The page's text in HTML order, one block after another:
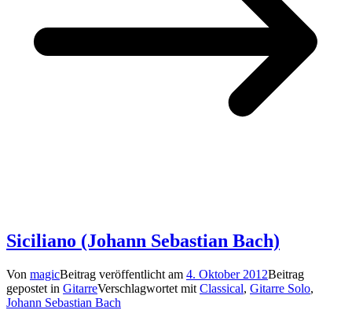
Siciliano (Johann Sebastian Bach)
Von magicBeitrag veröffentlicht am 4. Oktober 2012Beitrag
gepostet in GitarreVerschlagwortet mit Classical, Gitarre Solo,
Johann Sebastian Bach